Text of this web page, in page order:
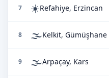
7 ☀️Refahiye, Erzincan
8 🌫️Kelkit, Gümüşhane
9 🌫️Arpaçay, Kars